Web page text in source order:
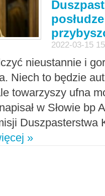
2022-03-15
nieustannie i
Niech to będzie
towarzyszy ufna
w Słowie bp
Duszpasterstwa
»